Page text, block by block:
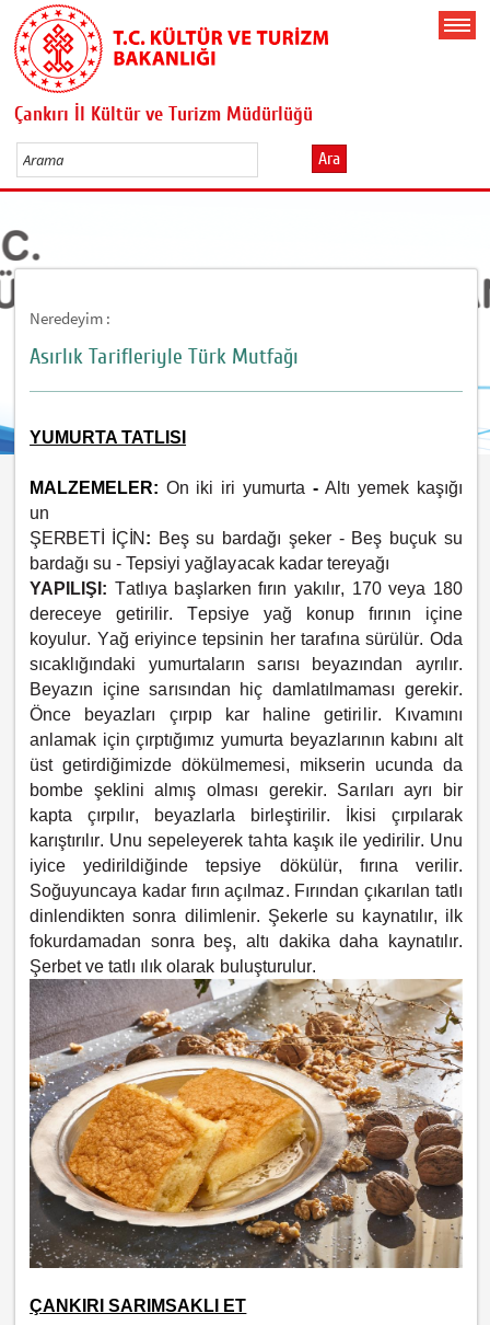
Çankırı İl Kültür ve Turizm Müdürlüğü
Ara
Neredeyim :
Asırlık Tarifleriyle Türk Mutfağı
YUMURTA TATLISI
MALZEMELER: On iki iri yumurta -Altı yemek kaşığı
un
ŞERBETİ İÇİN : Beş su bardağı şeker - Beş buçuk su
bardağı su -Tepsiyi yağlayacak kadar tereyağı
YAPILIŞI: Tatlıya başlarken fırın yakılır, 170 veya 180
dereceye getirilir. Tepsiye yağ konup fırının içine
koyulur. Yağ eriyince tepsinin her tarafına sürülür. Oda
sıcaklığındaki yumurtaların sarısı beyazından ayrılır.
Beyazın içine sarısından hiç damlatılmaması gerekir.
Önce beyazları çırpıp kar haline getirilir. Kıvamını
anlamak için çırptığımız yumurta beyazlarının kabını alt
üst getirdiğimizde dökülmemesi, mikserin ucunda da
bombe şeklini almış olması gerekir. Sarıları ayrı bir
kapta çırpılır, beyazlarla birleştirilir. İkisi çırpılarak
karıştırılır. Unu sepeleyerek tahta kaşık ile yedirilir. Unu
iyice yedirildiğinde tepsiye dökülür, fırına verilir.
Soğuyuncaya kadar fırın açılmaz. Fırından çıkarılan tatlı
dinlendikten sonra dilimlenir. Şekerle su kaynatılır, ilk
fokurdamadan sonra beş, altı dakika daha kaynatılır.
Şerbet ve tatlı ılık olarak buluşturulur.
ÇANKIRI SARIMSAKLI ET